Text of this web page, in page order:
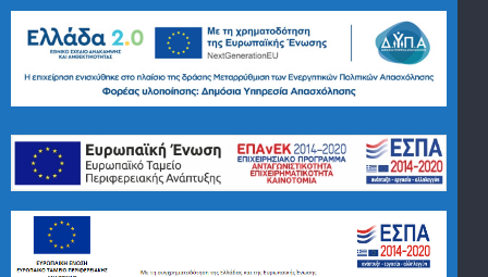
5ΗΜΕΡΗ
ΕΚΔΡΟΜΗ
<<ΑΓΙΟΥ
ΠΝΕΥΜΑΤΟΣ>>
copyright@2018 boutastours.gr || powered by web-way